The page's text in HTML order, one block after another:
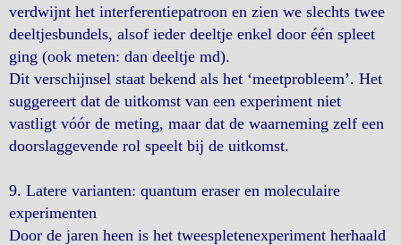
verdwijnt het interferentiepatroon en zien we slechts twee
deeltjesbundels, alsof ieder deeltje enkel door één spleet
ging (ook meten: dan deeltje md).
Dit verschijnsel staat bekend als het ‘meetprobleem’. Het
suggereert dat de uitkomst van een experiment niet
vastligt vóór de meting, maar dat de waarneming zelf een
doorslaggevende rol speelt bij de uitkomst.
9. Latere varianten: quantum eraser en moleculaire
experimenten
Door de jaren heen is het tweespletenexperiment herhaald